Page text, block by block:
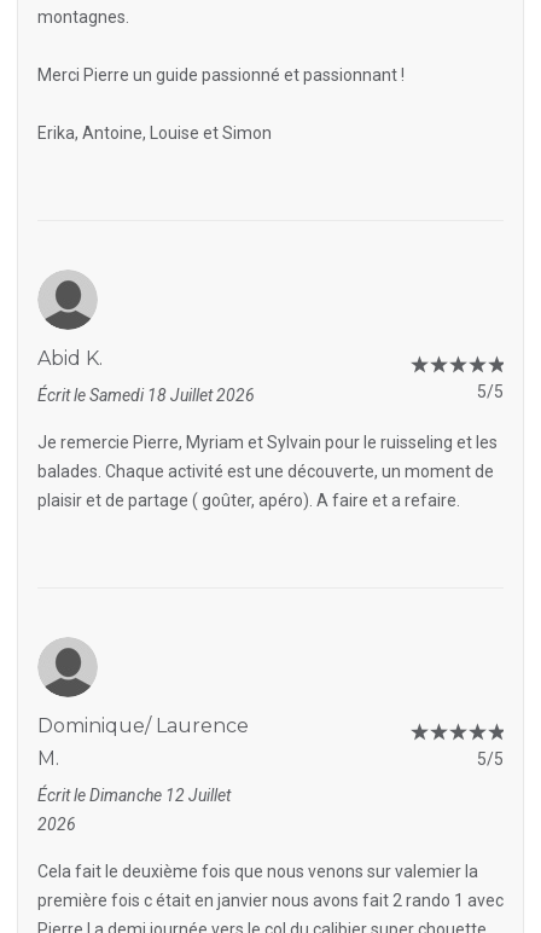
montagnes.
Merci Pierre un guide passionné et passionnant !
Erika, Antoine, Louise et Simon
Abid K.
Écrit le Samedi 18 Juillet 2026 5/5
Je remercie Pierre, Myriam et Sylvain pour le ruisseling et les
balades. Chaque activité est une découverte, un moment de
plaisir et de partage ( goûter, apéro). A faire et a refaire.
Dominique/ Laurence
M.
Écrit le Dimanche 12 Juillet
2026
5/5
Cela fait le deuxième fois que nous venons sur valemier la
première fois c était en janvier nous avons fait 2 rando 1 avec